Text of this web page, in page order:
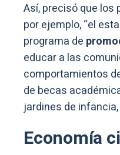
Así, precisó que los
por ejemplo, “el
programa de
educar a las
comportamientos
de becas
jardines de
Economía